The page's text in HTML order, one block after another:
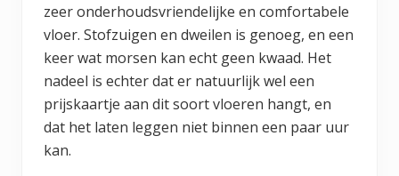
zeer onderhoudsvriendelijke en comfortabele
vloer. Stofzuigen en dweilen is genoeg, en een
keer wat morsen kan echt geen kwaad. Het
nadeel is echter dat er natuurlijk wel een
prijskaartje aan dit soort vloeren hangt, en
dat het laten leggen niet binnen een paar uur
kan.